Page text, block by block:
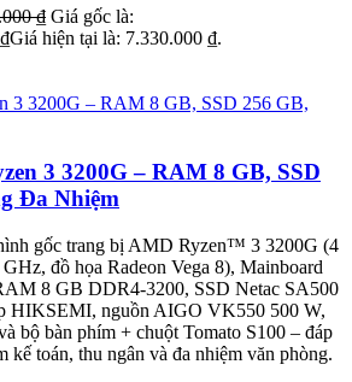
₫ Giá gốc là:
₫Giá hiện tại là: 7.330.000 ₫.
3 3200G – RAM 8 GB, SSD
Đa Nhiệm
gốc trang bị AMD Ryzen™ 3 3200G (4
đồ họa Radeon Vega 8), Mainboard
8 GB DDR4-3200, SSD Netac SA500
HIKSEMI, nguồn AIGO VK550 500 W,
bộ bàn phím + chuột Tomato S100 – đáp
kế toán, thu ngân và đa nhiệm văn phòng.